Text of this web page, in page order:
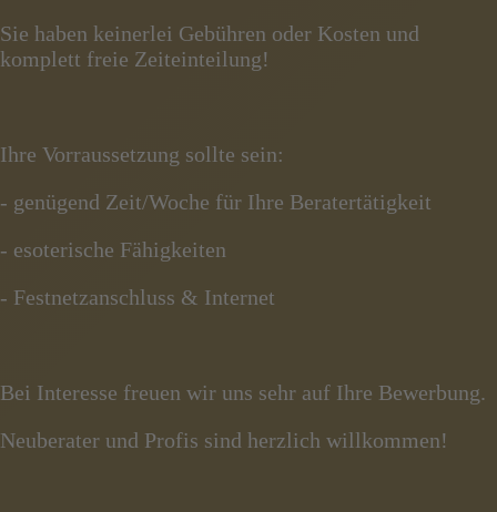
Sie haben keinerlei Gebühren oder Kosten und
komplett freie Zeiteinteilung!
Ihre Vorraussetzung sollte sein:
- genügend Zeit/Woche für Ihre Beratertätigkeit
- esoterische Fähigkeiten
- Festnetzanschluss & Internet
Bei Interesse freuen wir uns sehr auf Ihre Bewerbung.
Neuberater und Profis sind herzlich willkommen!